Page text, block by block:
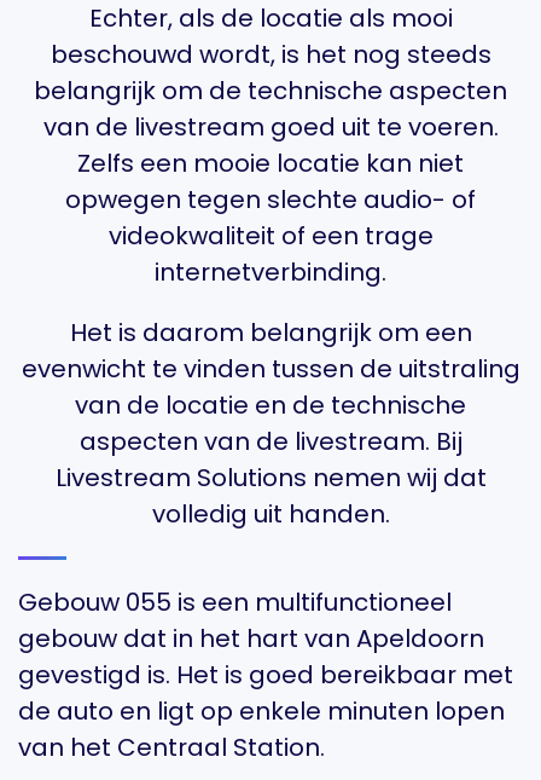
Echter, als de locatie als mooi
beschouwd wordt, is het nog steeds
belangrijk om de technische aspecten
van de livestream goed uit te voeren.
Zelfs een mooie locatie kan niet
opwegen tegen slechte audio- of
videokwaliteit of een trage
internetverbinding.
Het is daarom belangrijk om een
evenwicht te vinden tussen de uitstraling
van de locatie en de technische
aspecten van de livestream. Bij
Livestream Solutions nemen wij dat
volledig uit handen.
Gebouw 055 is een multifunctioneel
gebouw dat in het hart van Apeldoorn
gevestigd is. Het is goed bereikbaar met
de auto en ligt op enkele minuten lopen
van het Centraal Station.